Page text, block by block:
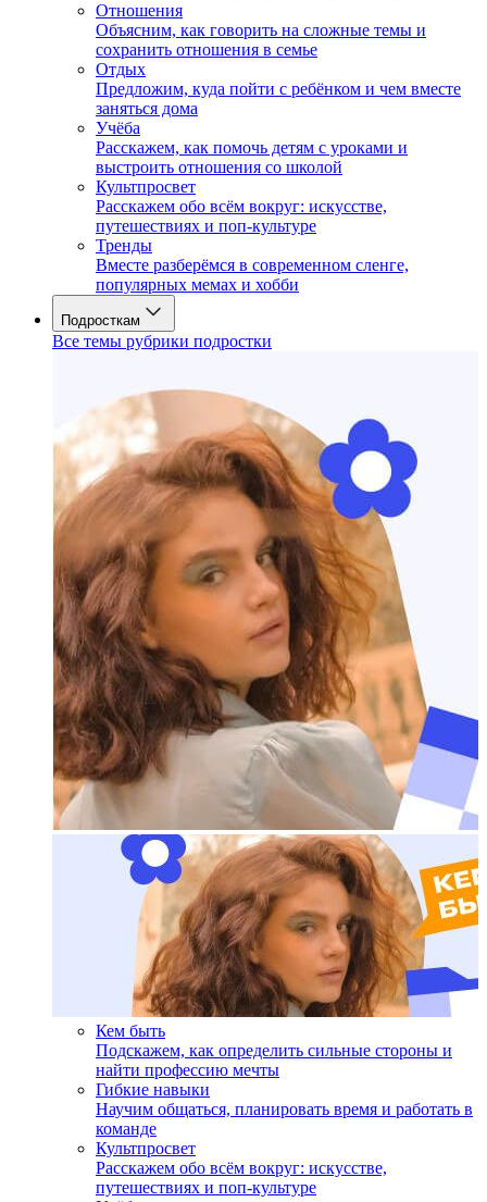
Отношения
Объясним, как говорить на сложные темы и
сохранить отношения в семье
Отдых
Предложим, куда пойти с ребёнком и чем вместе
заняться дома
Учёба
Расскажем, как помочь детям с уроками и
выстроить отношения со школой
Культпросвет
Расскажем обо всём вокруг: искусстве,
путешествиях и поп-культуре
Тренды
Вместе разберёмся в современном сленге,
популярных мемах и хобби
Подросткам
Все темы рубрики подростки
Кем быть
Подскажем, как определить сильные стороны и
найти профессию мечты
Гибкие навыки
Научим общаться, планировать время и работать в
команде
Культпросвет
Расскажем обо всём вокруг: искусстве,
путешествиях и поп-культуре